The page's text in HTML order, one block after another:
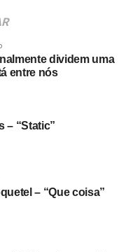
dividem uma
entre nós
– “Static”
– “Que coisa”